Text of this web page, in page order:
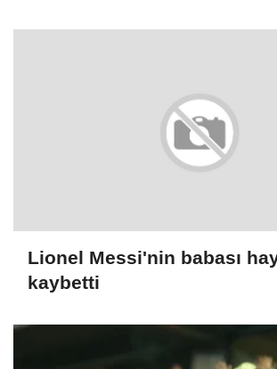
Lionel Messi'nin babası
kaybetti